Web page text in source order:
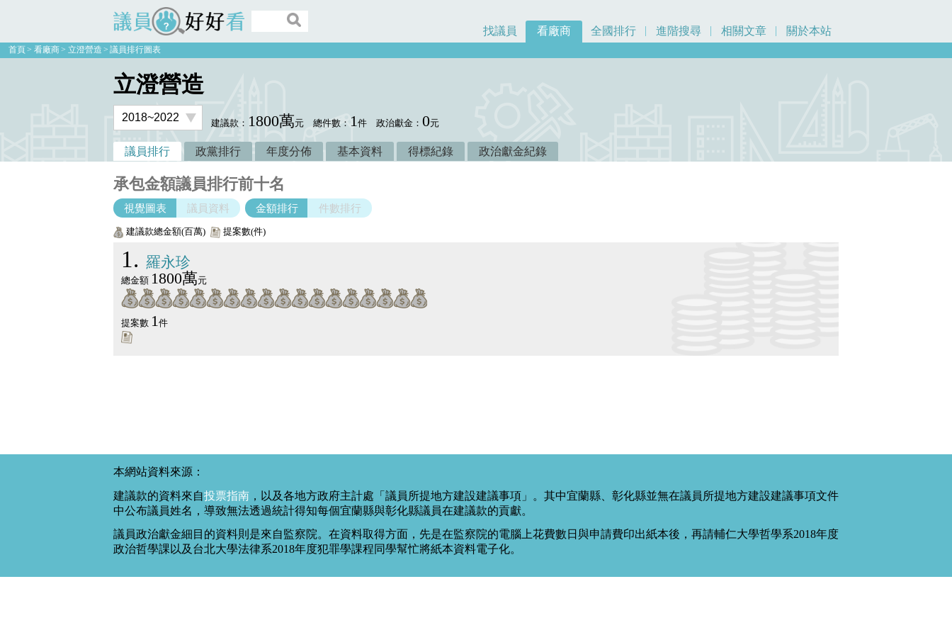
議員好好看
找議員 看廠商 全國排行 進階搜尋 相關文章 關於本站
首頁 看廠商 立澄營造 議員排行圖表
立澄營造
建議款： 1800萬元 總件數： 1件 政治獻金：0元
議員排行 政黨排行 年度分佈 基本資料 得標紀錄 政治獻金紀錄
承包金額議員排行前十名
視覺圖表 議員資料 金額排行 件數排行
建議款總金額(百萬) 提案數(件)
1 羅永珍
總金額 1800萬元
提案數 1件
本網站資料來源：
建議款的資料來自投票指南 ，以及各地方政府主計處「議員所提地方建設建議事項」。其中宜蘭縣、彰化縣並無在議員所提地方建設建議事項文件
中公布議員姓名，導致無法透過統計得知每個宜蘭縣與彰化縣議員在建議款的貢獻。
議員政治獻金細目的資料則是來自監察院。在資料取得方面，先是在監察院的電腦上花費數日與申請費印出紙本後，再請輔仁大學哲學系2018年度
政治哲學課以及台北大學法律系2018年度犯罪學課程同學幫忙將紙本資料電子化。